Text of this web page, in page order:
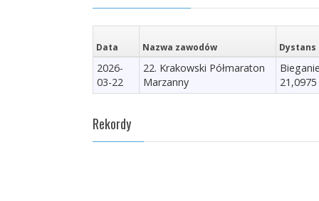
Data Nazwa zawodów Dystans
2026-
03-22
22. Krakowski Półmaraton
Marzanny
Rekordy